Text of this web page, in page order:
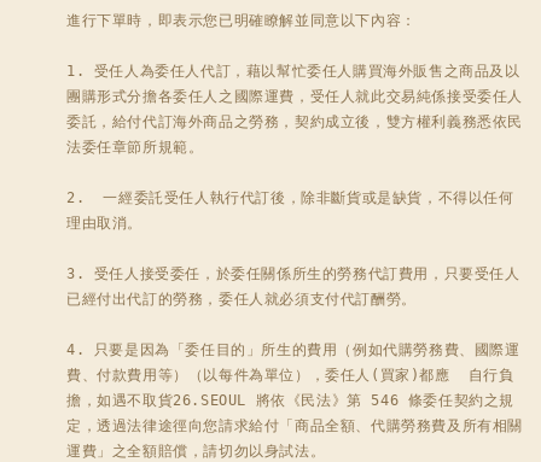
進行下單時，即表示您已明確瞭解並同意以下內容：
1. 受任人為委任人代訂，藉以幫忙委任人購買海外販售之商品及以
團購形式分擔各委任人之國際運費，受任人就此交易純係接受委任人
委託，給付代訂海外商品之勞務，契約成立後，雙方權利義務悉依民
法委任章節所規範。
2.  一經委託受任人執行代訂後，除非斷貨或是缺貨，不得以任何
理由取消。
3. 受任人接受委任，於委任關係所生的勞務代訂費用，只要受任人
已經付出代訂的勞務，委任人就必須支付代訂酬勞。
4. 只要是因為「委任目的」所生的費用（例如代購勞務費、國際運
費、付款費用等）（以每件為單位），委任人(買家)都應  自行負
擔，如遇不取貨26.SEOUL 將依《民法》第 546 條委任契約之規
定，透過法律途徑向您請求給付「商品全額、代購勞務費及所有相關
運費」之全額賠償，請切勿以身試法。